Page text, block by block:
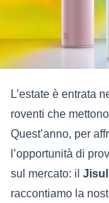
L’estate è entrata
roventi che
Quest’anno, per
l’opportunità di
sul mercato: il
raccontiamo la